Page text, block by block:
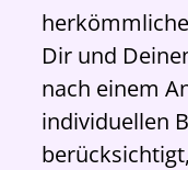
Dir und
nach einem
individuellen